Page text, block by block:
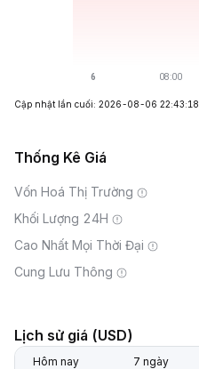
Cập nhật lần cuối: 2026-08-06 22:43:18
Thống Kê Giá
Vốn Hoá Thị Trường
Khối Lượng 24H
Cao Nhất Mọi Thời Đại
Cung Lưu Thông
Lịch sử giá (USD)
Hôm nay 7 ngày